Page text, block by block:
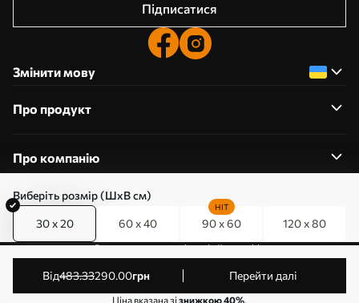
Виберіть розмір (ШхВ см)
30 x 20 60 x 40 90 x 60
HIT
120 x 80
від483.33290.00грн Перейти далі
Ціна вказана зізнижкою 40%.
Підписатися
Змінити мову
Про продукт
Про компанію
0800357223
Редагування дозволів на файли cookie
© 2011-2026 Art-holst. Усі права захищені. Власник:
ТОВ “КЛЄВЄР”. Код ЄДРПОУ: 31780602.